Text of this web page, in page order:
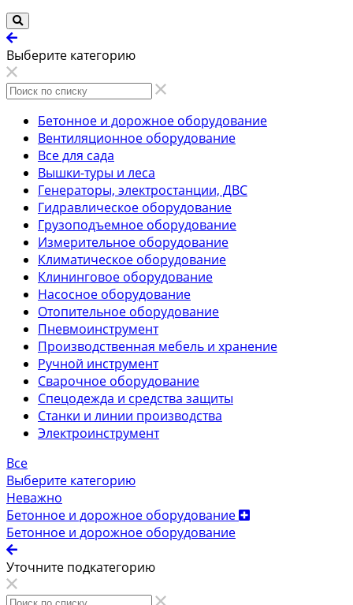
Выберите категорию
Бетонное и дорожное оборудование
Вентиляционное оборудование
Все для сада
Вышки-туры и леса
Генераторы, электростанции, ДВС
Гидравлическое оборудование
Грузоподъемное оборудование
Измерительное оборудование
Климатическое оборудование
Клининговое оборудование
Насосное оборудование
Отопительное оборудование
Пневмоинструмент
Производственная мебель и хранение
Ручной инструмент
Сварочное оборудование
Спецодежда и средства защиты
Станки и линии производства
Электроинструмент
Все
Выберите категорию
Неважно
Бетонное и дорожное оборудование
Бетонное и дорожное оборудование
Уточните подкатегорию